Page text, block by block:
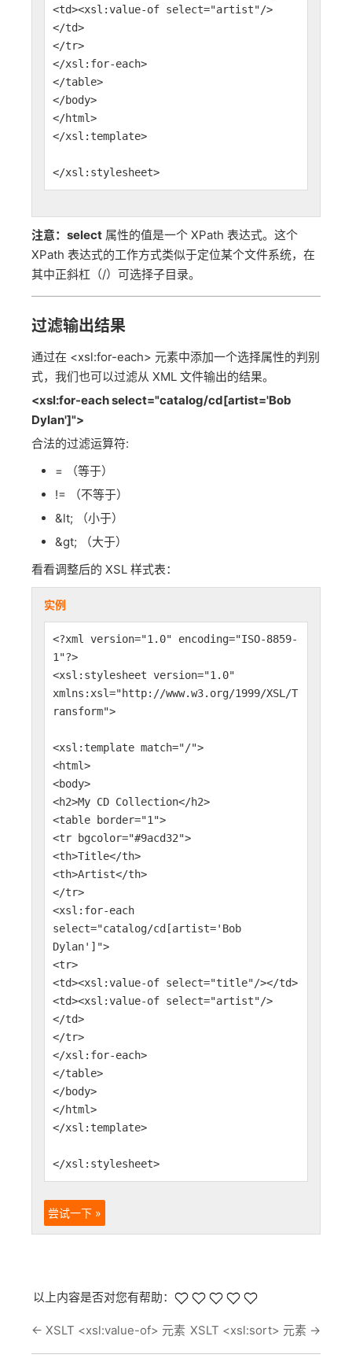
<td><xsl:value-of select="artist"/>
</td>
</tr>
</xsl:for-each>
</table>
</body>
</html>
</xsl:template>
</xsl:stylesheet>
注意： select 属性的值是一个 XPath 表达式。这个
XPath 表达式的工作方式类似于定位某个文件系统，在
其中正斜杠（/）可选择子目录。
过滤输出结果
通过在 <xsl:for-each> 元素中添加一个选择属性的判别
式，我们也可以过滤从 XML 文件输出的结果。
<xsl:for-each select="catalog/cd[artist='Bob
Dylan']">
合法的过滤运算符:
= （等于）
!= （不等于）
&lt; （小于）
&gt; （大于）
看看调整后的 XSL 样式表：
实例
<?xml version="1.0" encoding="ISO-8859-
1"?>
<xsl:stylesheet version="1.0"
xmlns:xsl="http://www.w3.org/1999/XSL/T
ransform">
<xsl:template match="/">
<html>
<body>
<h2>My CD Collection</h2>
<table border="1">
<tr bgcolor="#9acd32">
<th>Title</th>
<th>Artist</th>
</tr>
<xsl:for-each
select="catalog/cd[artist='Bob
Dylan']">
<tr>
<td><xsl:value-of select="title"/></td>
<td><xsl:value-of select="artist"/>
</td>
</tr>
</xsl:for-each>
</table>
</body>
</html>
</xsl:template>
</xsl:stylesheet>
尝试一下 »
以上内容是否对您有帮助：
← XSLT <xsl:value-of> 元素 XSLT <xsl:sort> 元素 →